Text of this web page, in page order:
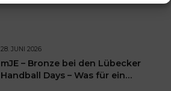
28. JUNI 2026
mJE – Bronze bei den Lübecker
Handball Days – Was für ein